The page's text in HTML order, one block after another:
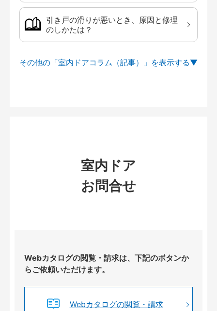
引き戸の滑りが悪いとき、原因と修理
のしかたは？
その他の「室内ドアコラム（記事）」を
室内ドア
お問合せ
Webカタログの閲覧・請求は、下記のボタンか
らご依頼いただけます。
Webカタログの閲覧・請求